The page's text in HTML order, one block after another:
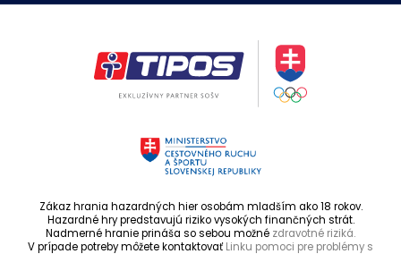
Zákaz hrania hazardných hier osobám mladším ako 18 rokov.
Hazardné hry predstavujú riziko vysokých finančných strát.
Nadmerné hranie prináša so sebou možné zdravotné riziká.
V prípade potreby môžete kontaktovaťLinku pomoci pre problémy s